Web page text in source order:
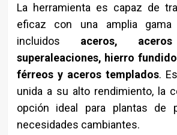
La herramienta es capaz de
eficaz con una amplia gama
incluidos aceros,
superaleaciones, hierro
férreos y aceros templados.
unida a su alto rendimiento, la
opción ideal para plantas de
necesidades cambiantes.